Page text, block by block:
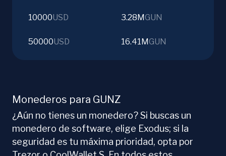
10000USD 3.28MGUN
50000USD 16.41MGUN
Monederos para GUNZ
¿Aún no tienes un monedero? Si buscas un
monedero de software, elige Exodus; si la
seguridad es tu máxima prioridad, opta por